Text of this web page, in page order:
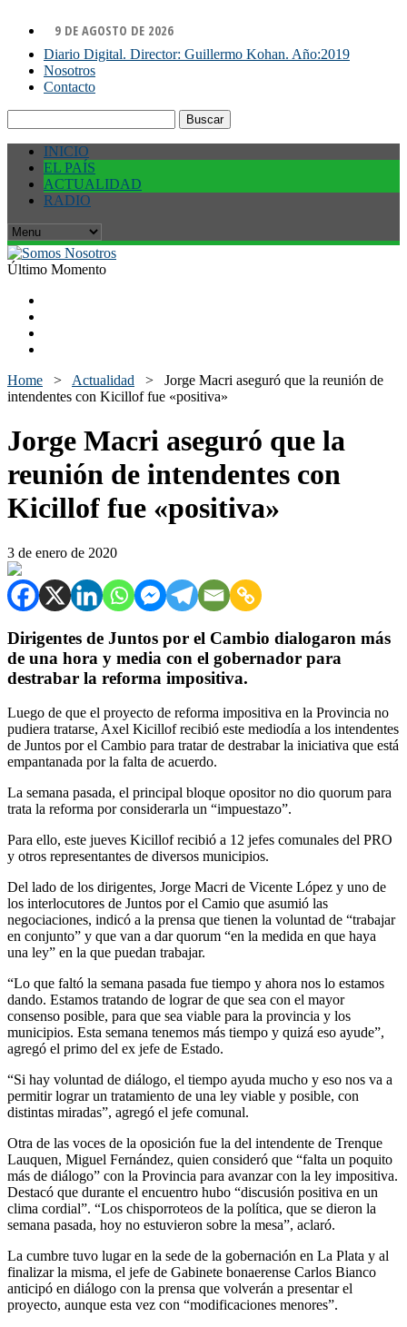
9 DE AGOSTO DE 2026
Diario Digital. Director: Guillermo Kohan. Año:2019
Nosotros
Contacto
INICIO
EL PAÍS
ACTUALIDAD
RADIO
Último Momento
Home > Actualidad > Jorge Macri aseguró que la reunión de
intendentes con Kicillof fue «positiva»
Jorge Macri aseguró que la
reunión de intendentes con
Kicillof fue «positiva»
3 de enero de 2020
Dirigentes de Juntos por el Cambio dialogaron más
de una hora y media con el gobernador para
destrabar la reforma impositiva.
Luego de que el proyecto de reforma impositiva en la Provincia no
pudiera tratarse, Axel Kicillof recibió este mediodía a los intendentes
de Juntos por el Cambio para tratar de destrabar la iniciativa que está
empantanada por la falta de acuerdo.
La semana pasada, el principal bloque opositor no dio quorum para
trata la reforma por considerarla un “impuestazo”.
Para ello, este jueves Kicillof recibió a 12 jefes comunales del PRO
y otros representantes de diversos municipios.
Del lado de los dirigentes, Jorge Macri de Vicente López y uno de
los interlocutores de Juntos por el Camio que asumió las
negociaciones, indicó a la prensa que tienen la voluntad de “trabajar
en conjunto” y que van a dar quorum “en la medida en que haya
una ley” en la que puedan trabajar.
“Lo que faltó la semana pasada fue tiempo y ahora nos lo estamos
dando. Estamos tratando de lograr de que sea con el mayor
consenso posible, para que sea viable para la provincia y los
municipios. Esta semana tenemos más tiempo y quizá eso ayude”,
agregó el primo del ex jefe de Estado.
“Si hay voluntad de diálogo, el tiempo ayuda mucho y eso nos va a
permitir lograr un tratamiento de una ley viable y posible, con
distintas miradas”, agregó el jefe comunal.
Otra de las voces de la oposición fue la del intendente de Trenque
Lauquen, Miguel Fernández, quien consideró que “falta un poquito
más de diálogo” con la Provincia para avanzar con la ley impositiva.
Destacó que durante el encuentro hubo “discusión positiva en un
clima cordial”. “Los chisporroteos de la política, que se dieron la
semana pasada, hoy no estuvieron sobre la mesa”, aclaró.
La cumbre tuvo lugar en la sede de la gobernación en La Plata y al
finalizar la misma, el jefe de Gabinete bonaerense Carlos Bianco
anticipó en diálogo con la prensa que volverán a presentar el
proyecto, aunque esta vez con “modificaciones menores”.